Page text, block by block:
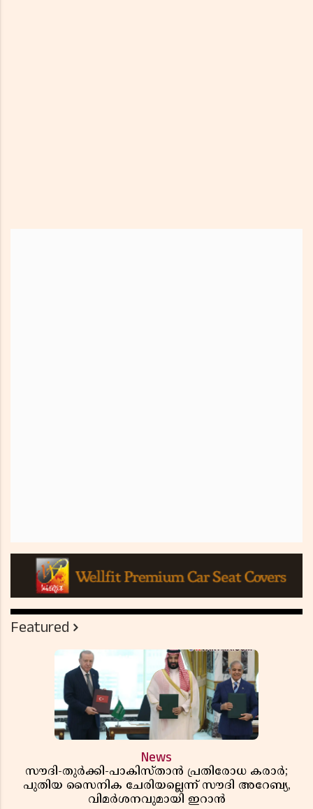
Featured
News
സൗദി-തുർക്കി-പാകിസ്താൻ പ്രതിരോധ കരാർ;
പുതിയ സൈനിക ചേരിയല്ലെന്ന് സൗദി അറേബ്യ,
വിമർശനവുമായി ഇറാൻ